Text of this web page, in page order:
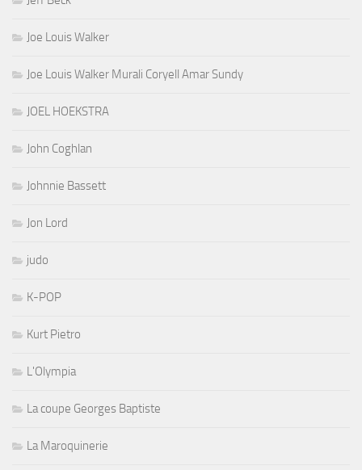
Joe Louis Walker
Joe Louis Walker Murali Coryell Amar Sundy
JOEL HOEKSTRA
John Coghlan
Johnnie Bassett
Jon Lord
judo
K-POP
Kurt Pietro
L'Olympia
La coupe Georges Baptiste
La Maroquinerie